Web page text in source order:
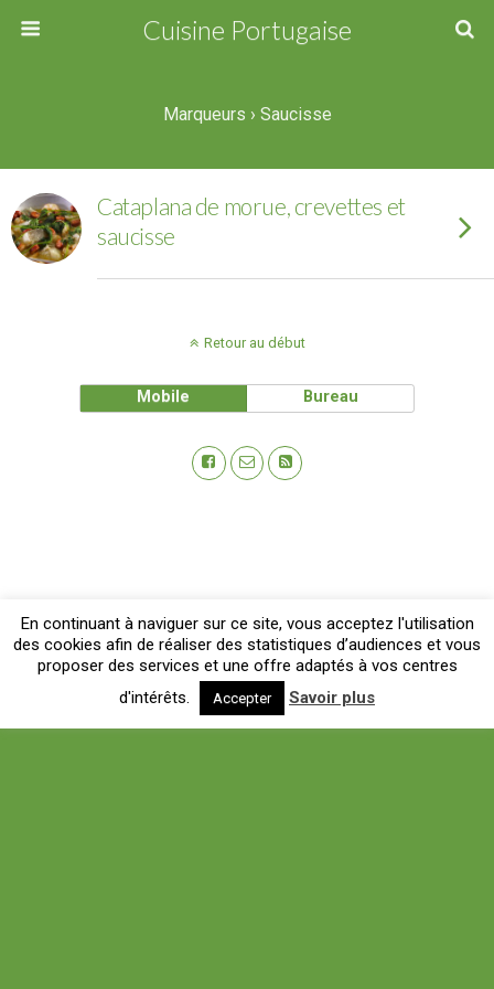
Cuisine Portugaise
Marqueurs › Saucisse
Cataplana de morue, crevettes et
saucisse
Retour au début
Mobile Bureau
En continuant à naviguer sur ce site, vous acceptez l'utilisation
des cookies afin de réaliser des statistiques d’audiences et vous
proposer des services et une offre adaptés à vos centres
d'intérêts.
Accepter Savoir plus